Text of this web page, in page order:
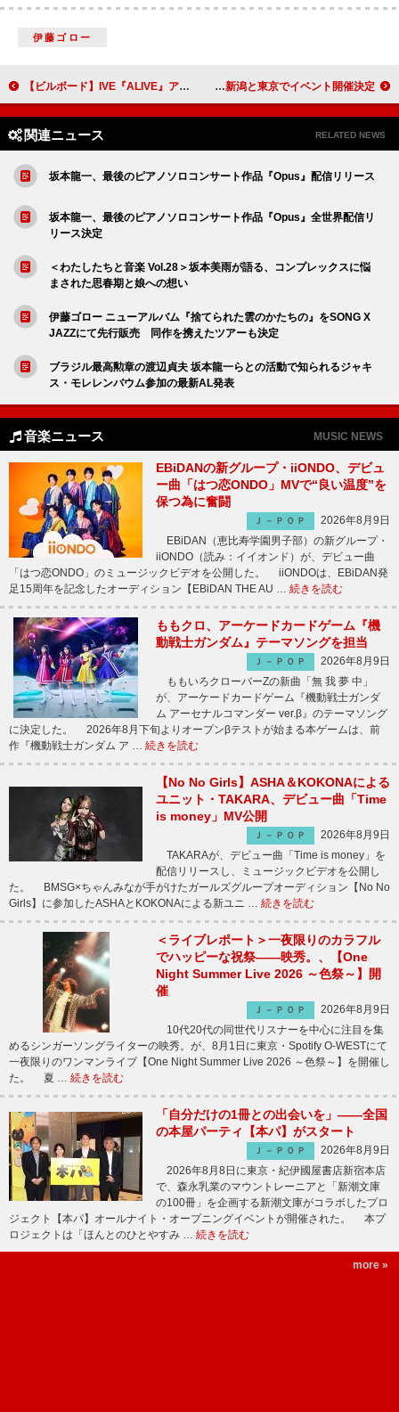
伊藤ゴロー
【ビルボード】IVE『ALIVE』アルバム・セールス首位 BE:FIRST『2:BE』が続く ANCHANG（SEX MACHINEGUNS）がMCのレギュラーラジオFM新潟『佐渡に恋っちゃ！佐渡トキロック保護センター』、新潟と東京でイベント開催決定
関連ニュース RELATED NEWS
坂本龍一、最後のピアノソロコンサート作品『Opus』配信リリース
坂本龍一、最後のピアノソロコンサート作品『Opus』全世界配信リ
リース決定
＜わたしたちと音楽 Vol.28＞坂本美雨が語る、コンプレックスに悩
まされた思春期と娘への想い
伊藤ゴロー ニューアルバム『捨てられた雲のかたちの』をSONG X
JAZZにて先行販売 同作を携えたツアーも決定
ブラジル最高勲章の渡辺貞夫 坂本龍一らとの活動で知られるジャキ
ス・モレレンバウム参加の最新AL発表
音楽ニュース MUSIC NEWS
EBiDANの新グループ・iiONDO、デビュ
ー曲「はつ恋ONDO」MVで“良い温度”を
保つ為に奮闘
Ｊ－ＰＯＰ
2026年8月9日
EBiDAN（恵比寿学園男子部）の新グループ・
iiONDO（読み：イイオンド）が、デビュー曲
「はつ恋ONDO」のミュージックビデオを公開した。 iiONDOは、EBiDAN発
足15周年を記念したオーディション【EBiDAN THE AU … 続きを読む
ももクロ、アーケードカードゲーム『機
動戦士ガンダム』テーマソングを担当
Ｊ－ＰＯＰ
2026年8月9日
ももいろクローバーZの新曲「無 我 夢 中」
が、アーケードカードゲーム『機動戦士ガンダ
ム アーセナルコマンダー ver.β』のテーマソング
に決定した。 2026年8月下旬よりオープンβテストが始まる本ゲームは、前
作『機動戦士ガンダム ア … 続きを読む
【No No Girls】ASHA＆KOKONAによる
ユニット・TAKARA、デビュー曲「Time
is money」MV公開
Ｊ－ＰＯＰ
2026年8月9日
TAKARAが、デビュー曲「Time is money」を
配信リリースし、ミュージックビデオを公開し
た。 BMSG×ちゃんみなが手がけたガールズグループオーディション【No No
Girls】に参加したASHAとKOKONAによる新ユニ … 続きを読む
＜ライブレポート＞一夜限りのカラフル
でハッピーな祝祭――映秀。、【One
Night Summer Live 2026 ～色祭～】開
催
Ｊ－ＰＯＰ
2026年8月9日
10代20代の同世代リスナーを中心に注目を集
めるシンガーソングライターの映秀。が、8月1日に東京・Spotify O-WESTにて
一夜限りのワンマンライブ【One Night Summer Live 2026 ～色祭～】を開催し
た。 夏 … 続きを読む
「自分だけの1冊との出会いを」――全国
の本屋パーティ【本パ】がスタート
Ｊ－ＰＯＰ
2026年8月9日
2026年8月8日に東京・紀伊國屋書店新宿本店
で、森永乳業のマウントレーニアと「新潮文庫
の100冊」を企画する新潮文庫がコラボしたプロ
ジェクト【本パ】オールナイト・オープニングイベントが開催された。 本プ
ロジェクトは「ほんとのひとやすみ … 続きを読む
more »